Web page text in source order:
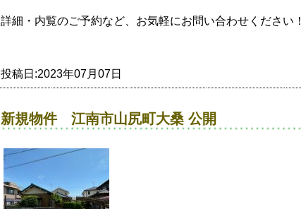
詳細・内覧のご予約など、お気軽にお問い合わせください！
投稿日:2023年07月07日
新規物件 江南市山尻町大桑 公開